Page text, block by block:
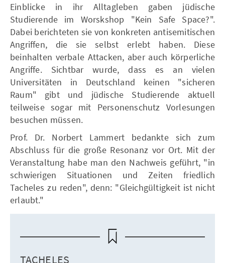
Einblicke in ihr Alltagleben gaben jüdische
Studierende im Worskshop "Kein Safe Space?".
Dabei berichteten sie von konkreten antisemitischen
Angriffen, die sie selbst erlebt haben. Diese
beinhalten verbale Attacken, aber auch körperliche
Angriffe. Sichtbar wurde, dass es an vielen
Universitäten in Deutschland keinen "sicheren
Raum" gibt und jüdische Studierende aktuell
teilweise sogar mit Personenschutz Vorlesungen
besuchen müssen.
Prof. Dr. Norbert Lammert bedankte sich zum
Abschluss für die große Resonanz vor Ort. Mit der
Veranstaltung habe man den Nachweis geführt, "in
schwierigen Situationen und Zeiten friedlich
Tacheles zu reden", denn: "Gleichgültigkeit ist nicht
erlaubt."
TACHELES